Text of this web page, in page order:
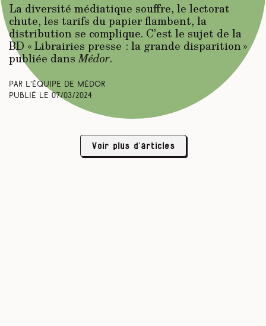
La diversité médiatique souffre, le lectorat
chute, les tarifs du papier flambent, la
distribution se complique. C’est le sujet de la
BD « Librairies presse : la grande disparition »
publiée dansMédor.
Par L’équipe de Médor
Publié le 07/03/2024
Voir plus d’articles